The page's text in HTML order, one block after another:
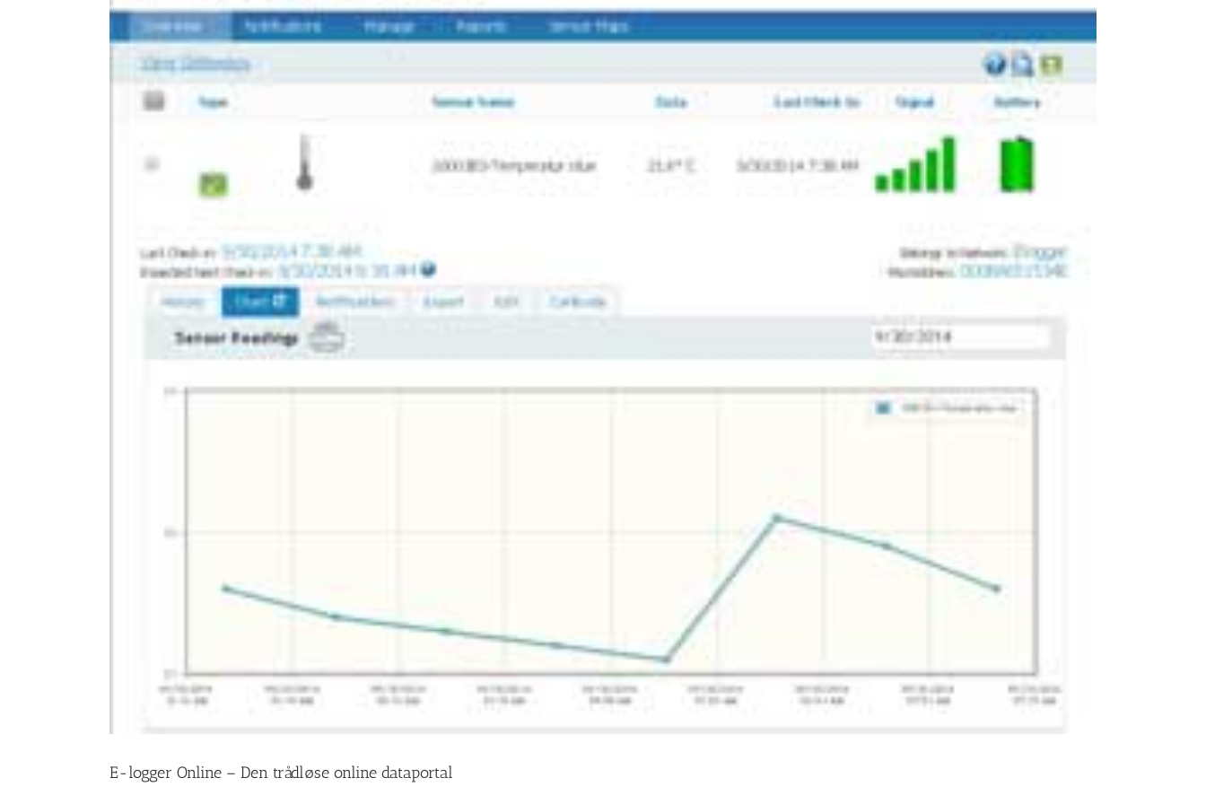
E-logger Online – Den trådløse online dataportal